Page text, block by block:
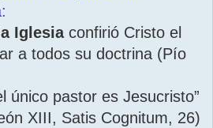
Iglesia confirió Cristo el
a todos su doctrina (Pío
único pastor es Jesucristo”
XIII, Satis Cognitum, 26)